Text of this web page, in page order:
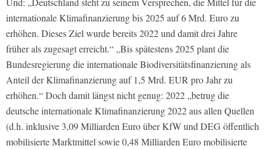
internationale Klimafinanzierung bis 2025 auf 6 Mrd. Euro zu
erhöhen. Dieses Ziel wurde bereits 2022 und damit drei Jahre
früher als zugesagt erreicht.“ „Bis spätestens 2025 plant die
Bundesregierung die internationale Biodiversitätsfinanzierung als
Anteil der Klimafinanzierung auf 1,5 Mrd. EUR pro Jahr zu
erhöhen.“ Doch damit längst nicht genug: 2022 „betrug die
deutsche internationale Klimafinanzierung 2022 aus allen Quellen
(d.h. inklusive 3,09 Milliarden Euro über KfW und DEG öffentlich
mobilisierte Marktmittel sowie 0,48 Milliarden Euro mobilisierte